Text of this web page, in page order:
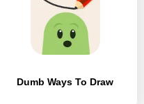
Dumb Ways To Draw